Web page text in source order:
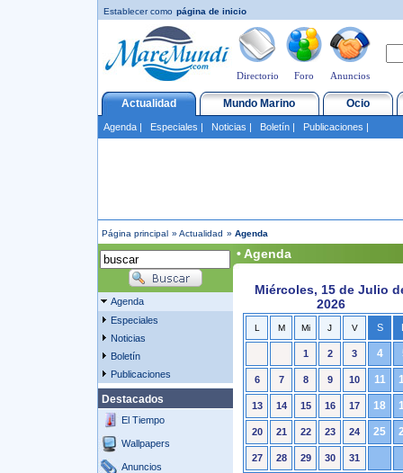
Establecer como página de inicio
Directorio Foro Anuncios
Actualidad Mundo Marino Ocio
Agenda| Especiales | Noticias | Boletín| Publicaciones |
Página principal » Actualidad » Agenda
Agenda
Especiales
Noticias
Boletín
Publicaciones
Destacados
El Tiempo
Wallpapers
Anuncios
• Agenda
Miércoles, 15 de Julio
2026
L M Mi J V S
1 2 3 4
6 7 8 9 10 11
13 14 15 16 17 18
20 21 22 23 24 25
27 28 29 30 31